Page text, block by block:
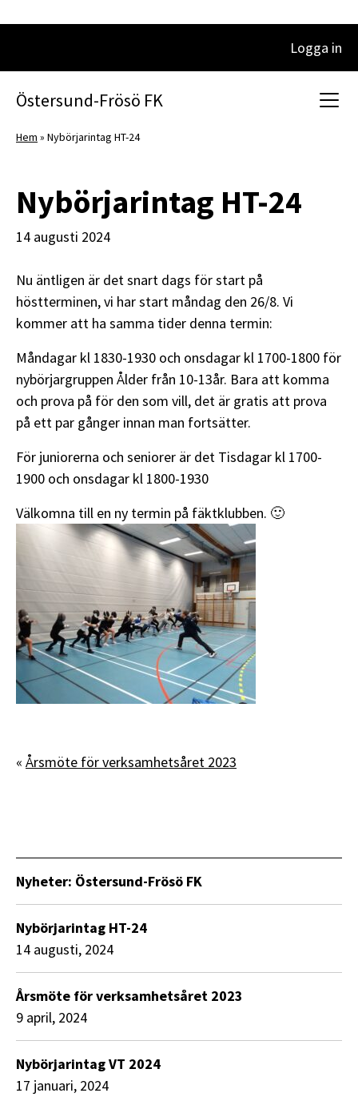
Huvudnavigering
Logga in
Östersund-Frösö FK
Hem » Nybörjarintag HT-24
Nybörjarintag HT-24
14 augusti 2024
Nu äntligen är det snart dags för start på
höstterminen, vi har start måndag den 26/8. Vi
kommer att ha samma tider denna termin:
Måndagar kl 1830-1930 och onsdagar kl 1700-1800 för
nybörjargruppen Ålder från 10-13år. Bara att komma
och prova på för den som vill, det är gratis att prova
på ett par gånger innan man fortsätter.
För juniorerna och seniorer är det Tisdagar kl 1700-
1900 och onsdagar kl 1800-1930
Välkomna till en ny termin på fäktklubben. 🙂
« Årsmöte för verksamhetsåret 2023
Nyheter: Östersund-Frösö FK
Nybörjarintag HT-24
14 augusti, 2024
Årsmöte för verksamhetsåret 2023
9 april, 2024
Nybörjarintag VT 2024
17 januari, 2024